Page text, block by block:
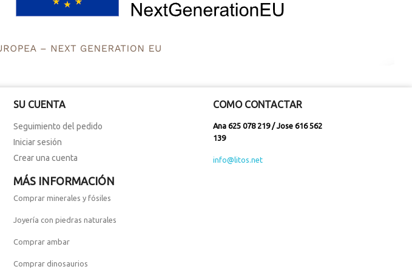
SU CUENTA
Seguimiento del pedido
Iniciar sesión
Crear una cuenta
COMO CONTACTAR
Ana 625 078 219 / Jose 616 562
139
info@litos.net
MÁS INFORMACIÓN
Comprar minerales y fósiles
Joyería con piedras naturales
Comprar ambar
Comprar dinosaurios